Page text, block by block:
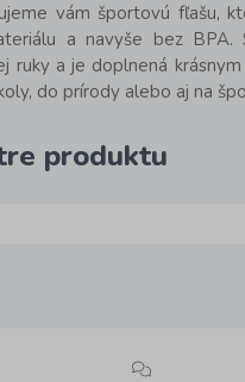
vám športovú fľašu,
a navyše bez BPA.
ruky a je doplnená
do prírody alebo aj na
produktu